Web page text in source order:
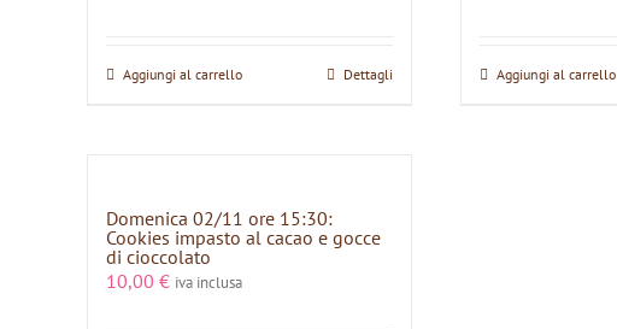
Aggiungi al carrello Dettagli Aggiungi al carrello
Domenica 02/11 ore 15:30:
Cookies impasto al cacao e gocce
di cioccolato
10,00 € iva inclusa